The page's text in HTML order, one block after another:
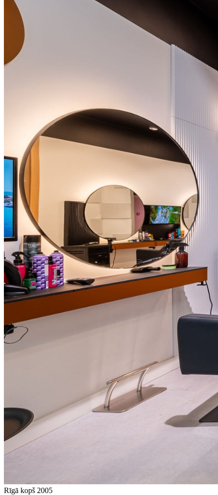
Rīgā kopš 2005